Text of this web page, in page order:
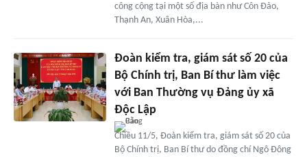
công cộng tại một số địa bàn như Côn Đảo,
Thạnh An, Xuân Hòa,...
Đoàn kiểm tra, giám sát số 20 của
Bộ Chính trị, Ban Bí thư làm việc
với Ban Thường vụ Đảng ủy xã
Độc Lập
Chiều 11/5, Đoàn kiểm tra, giám sát số 20 của
Bộ Chính trị, Ban Bí thư do đồng chí Ngô Đông